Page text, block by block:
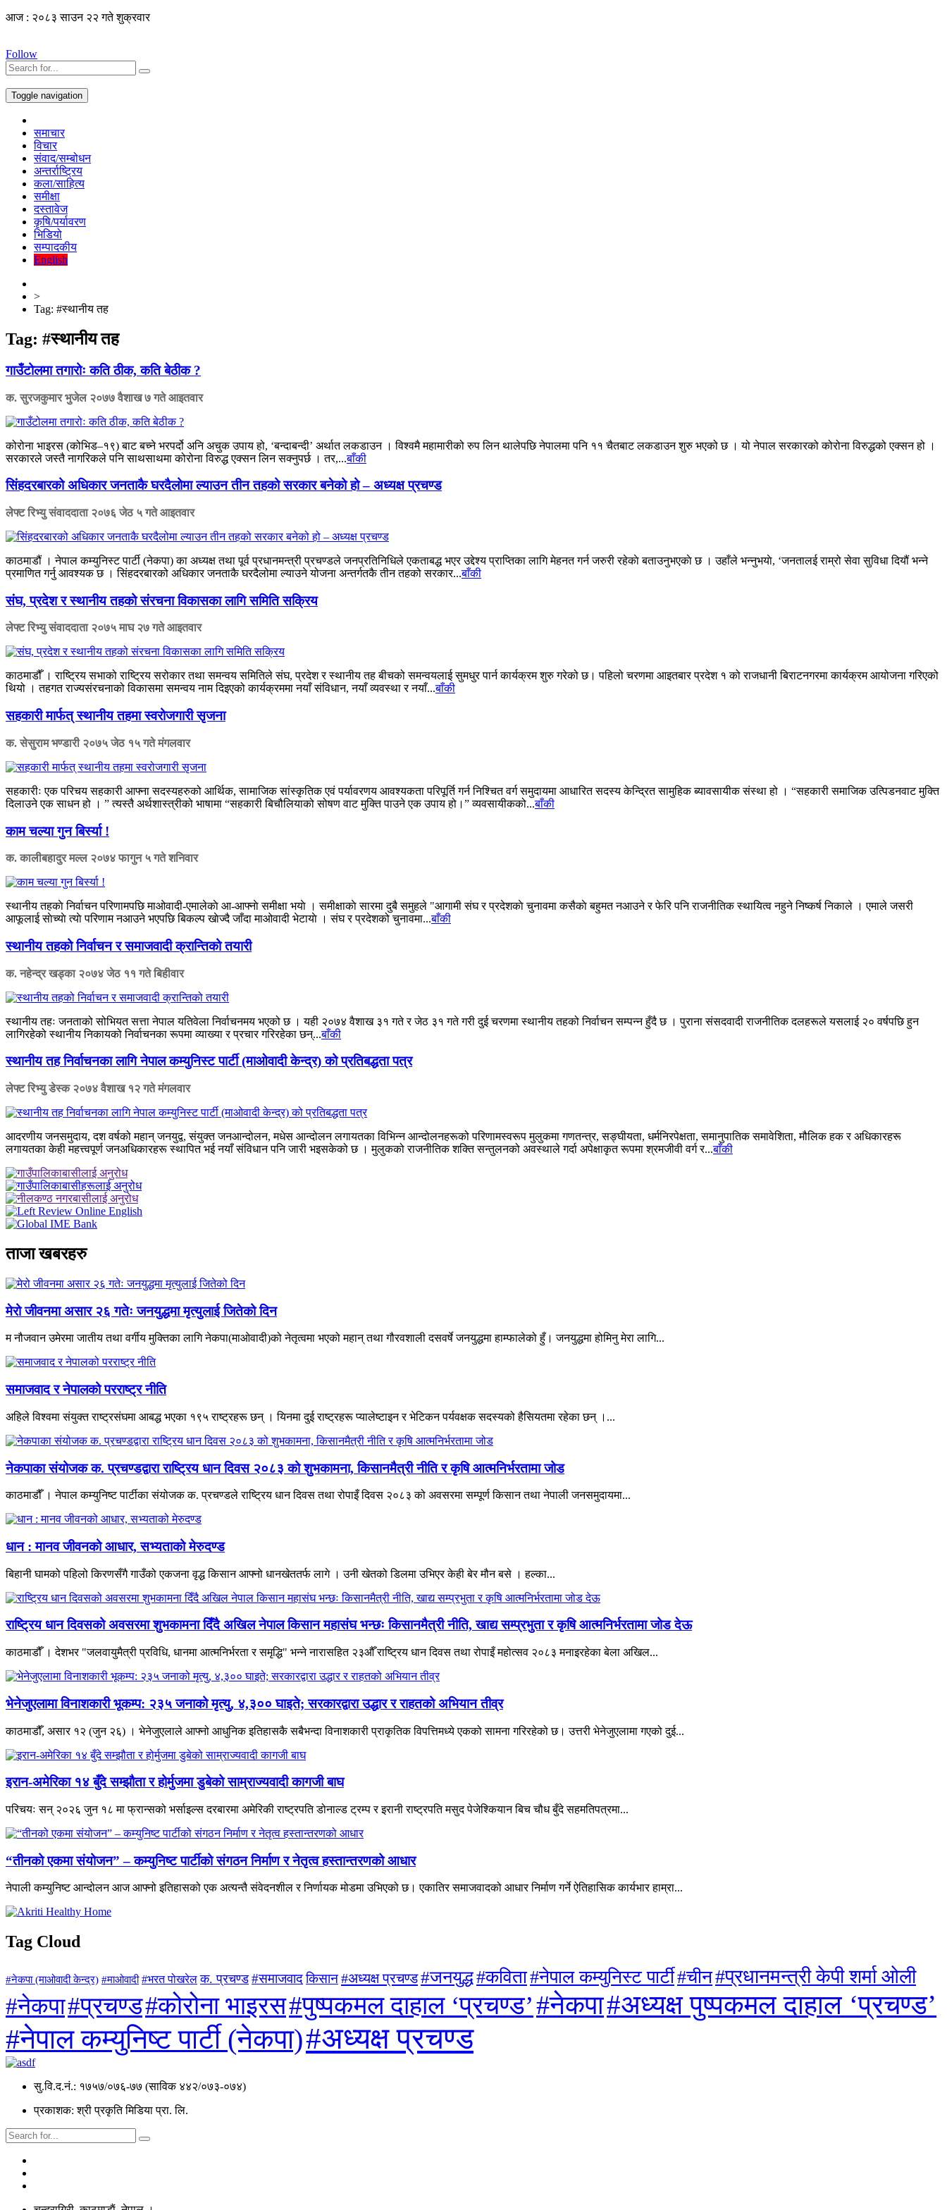
आज : २०८३ साउन २२ गते शुक्रवार
Follow
Toggle navigation
समाचार
विचार
संवाद/सम्बोधन
अन्तर्राष्ट्रिय
कला/साहित्य
समीक्षा
दस्तावेज
कृषि/पर्यावरण
भिडियो
सम्पादकीय
English
>
Tag: #स्थानीय तह
Tag: #स्थानीय तह
गाउँटोलमा तगारोः कति ठीक, कति बेठीक ?
क. सुरजकुमार भुजेल २०७७ वैशाख ७ गते आइतवार
कोरोना भाइरस (कोभिड–१९) बाट बच्ने भरपर्दो अनि अचुक उपाय हो, ‘बन्दाबन्दी’ अर्थात लकडाउन । विश्वमै महामारीको रुप लिन थालेपछि नेपालमा पनि ११ चैतबाट लकडाउन शुरु भएको छ । यो नेपाल सरकारको कोरोना विरुद्धको एक्सन हो ।
सरकारले जस्तै नागरिकले पनि साथसाथमा कोरोना विरुद्ध एक्सन लिन सक्नुपर्छ । तर,...बाँकी
सिंहदरबारको अधिकार जनताकै घरदैलोमा ल्याउन तीन तहको सरकार बनेको हो – अध्यक्ष प्रचण्ड
लेफ्ट रिभ्यु संवाददाता २०७६ जेठ ५ गते आइतवार
काठमाडौं । नेपाल कम्युनिस्ट पार्टी (नेकपा) का अध्यक्ष तथा पूर्व प्रधानमन्त्री प्रचण्डले जनप्रतिनिधिले एकताबद्ध भएर उद्देश्य प्राप्तिका लागि मेहनत गर्न जरुरी रहेकाे बताउनुभएकाे छ । उहाँले भन्नुभयाे, ‘जनतालई राम्रो सेवा सुविधा दियौं भन्ने
प्रमाणित गर्नु आवश्यक छ । सिंहदरबारको अधिकार जनताकै घरदैलोमा ल्याउने योजना अन्तर्गतकै तीन तहको सरकार...बाँकी
संघ, प्रदेश र स्थानीय तहको संरचना विकासका लागि समिति सक्रिय
लेफ्ट रिभ्यु संवाददाता २०७५ माघ २७ गते आइतवार
काठमाडौँ । राष्ट्रिय सभाको राष्ट्रिय सरोकार तथा समन्वय समितिले संघ, प्रदेश र स्थानीय तह बीचको समन्वयलाई सुमधुर पार्न कार्यक्रम शुरु गरेको छ। पहिलो चरणमा आइतबार प्रदेश १ को राजधानी बिराटनगरमा कार्यक्रम आयोजना गरिएको
थियो । तहगत राज्यसंरचनाको विकासमा समन्वय नाम दिइएको कार्यक्रममा नयाँ संविधान, नयाँ व्यवस्था र नयाँ...बाँकी
सहकारी मार्फत् स्थानीय तहमा स्वरोजगारी सृजना
क. सेसुराम भण्डारी २०७५ जेठ १५ गते मंगलवार
सहकारीः एक परिचय सहकारी आफ्ना सदस्यहरुको आर्थिक, सामाजिक सांस्कृतिक एवं पर्यावरणय आवश्यकता परिपूर्ति गर्न निश्चित वर्ग समुदायमा आधारित सदस्य केन्द्रित सामुहिक ब्यावसायीक संस्था हो । “सहकारी समाजिक उत्पिडनवाट मुक्ति
दिलाउने एक साधन हो । ” त्यस्तै अर्थशास्त्रीको भाषामा “सहकारी बिचौलियाको सोषण वाट मुक्ति पाउने एक उपाय हो।” व्यवसायीकको...बाँकी
काम चल्या गुन बिर्स्या !
क. कालीबहादुर मल्ल २०७४ फागुन ५ गते शनिवार
स्थानीय तहकाे निर्वाचन परिणामपछि माओवादी-एमालेकाे आ-आफ्नाे समीक्षा भयाे । समीक्षाकाे सारमा दुबै समुहले "आगामी संघ र प्रदेशकाे चुनावमा कसैकाे बहुमत नआउने र फेरि पनि राजनीतिक स्थायित्व नहुने निष्कर्ष निकाले । एमाले जसरी
आफूलाई साेच्याे त्याे परिणाम नआउने भएपछि बिकल्प खाेज्दै जाँदा माओवादी भेटायाे । संघ र प्रदेशको चुनावमा...बाँकी
स्थानीय तहको निर्वाचन र समाजवादी क्रान्तिको तयारी
क. नहेन्द्र खड्का २०७४ जेठ ११ गते बिहीवार
स्थानीय तहः जनताको सोभियत सत्ता नेपाल यतिवेला निर्वाचनमय भएको छ । यही २०७४ वैशाख ३१ गते र जेठ ३१ गते गरी दुई चरणमा स्थानीय तहको निर्वाचन सम्पन्न हुँदै छ । पुराना संसदवादी राजनीतिक दलहरूले यसलाई २० वर्षपछि हुन
लागिरहेको स्थानीय निकायको निर्वाचनका रूपमा व्याख्या र प्रचार गरिरहेका छन्...बाँकी
स्थानीय तह निर्वाचनका लागि नेपाल कम्युनिस्ट पार्टी (माओवादी केन्द्र) को प्रतिबद्धता पत्र
लेफ्ट रिभ्यु डेस्क २०७४ वैशाख १२ गते मंगलवार
आदरणीय जनसमुदाय, दश वर्षको महान् जनयुद्व, संयुक्त जनआन्दोलन, मधेस आन्दोलन लगायतका विभिन्न आन्दोलनहरूको परिणामस्वरूप मुलुकमा गणतन्त्र, सङ्घीयता, धर्मनिरपेक्षता, समानुपातिक समावेशिता, मौलिक हक र अधिकारहरू
लगायतका केही महत्त्वपूर्ण जनअधिकारहरू स्थापित भई नयाँ संविधान पनि जारी भइसकेको छ । मुलुकको राजनीतिक शक्ति सन्तुलनको अवस्थाले गर्दा अपेक्षाकृत रूपमा श्रमजीवी वर्ग र...बाँकी
ताजा खबरहरु
मेरो जीवनमा असार २६ गतेः जनयुद्धमा मृत्युलाई जितेको दिन
म नौजवान उमेरमा जातीय तथा वर्गीय मुक्तिका लागि नेकपा(माओवादी)को नेतृत्वमा भएको महान् तथा गौरवशाली दसवर्षे जनयुद्धमा हाम्फालेको हुँ। जनयुद्धमा होमिनु मेरा लागि...
समाजवाद र नेपालको परराष्ट्र नीति
अहिले विश्वमा संयुक्त राष्ट्रसंघमा आबद्ध भएका १९५ राष्ट्रहरू छन् । यिनमा दुई राष्ट्रहरू प्यालेष्टाइन र भेटिकन पर्यवक्षक सदस्यको हैसियतमा रहेका छन् ।...
नेकपाका संयोजक क. प्रचण्डद्वारा राष्ट्रिय धान दिवस २०८३ को शुभकामना, किसानमैत्री नीति र कृषि आत्मनिर्भरतामा जोड
काठमाडौँ । नेपाल कम्युनिष्ट पार्टीका संयोजक क. प्रचण्डले राष्ट्रिय धान दिवस तथा रोपाइँ दिवस २०८३ को अवसरमा सम्पूर्ण किसान तथा नेपाली जनसमुदायमा...
धान : मानव जीवनको आधार, सभ्यताको मेरुदण्ड
बिहानी घामको पहिलो किरणसँगै गाउँको एकजना वृद्ध किसान आफ्नो धानखेततर्फ लागे । उनी खेतको डिलमा उभिएर केही बेर मौन बसे । हल्का...
राष्ट्रिय धान दिवसको अवसरमा शुभकामना दिँदै अखिल नेपाल किसान महासंघ भन्छः किसानमैत्री नीति, खाद्य सम्प्रभुता र कृषि आत्मनिर्भरतामा जोड देऊ
काठमाडौँ । देशभर "जलवायुमैत्री प्रविधि, धानमा आत्मनिर्भरता र समृद्धि" भन्ने नारासहित २३औँ राष्ट्रिय धान दिवस तथा रोपाइँ महोत्सव २०८३ मनाइरहेका बेला अखिल...
भेनेजुएलामा विनाशकारी भूकम्प: २३५ जनाको मृत्यु, ४,३०० घाइते; सरकारद्वारा उद्धार र राहतको अभियान तीव्र
काठमाडौँ, असार १२ (जुन २६) । भेनेजुएलाले आफ्नो आधुनिक इतिहासकै सबैभन्दा विनाशकारी प्राकृतिक विपत्तिमध्ये एकको सामना गरिरहेको छ। उत्तरी भेनेजुएलामा गएको दुई...
इरान-अमेरिका १४ बुँदे सम्झौता र होर्मुजमा डुबेको साम्राज्यवादी कागजी बाघ
परिचयः सन् २०२६ जुन १८ मा फ्रान्सको भर्साइल्स दरबारमा अमेरिकी राष्ट्रपति डोनाल्ड ट्रम्प र इरानी राष्ट्रपति मसुद पेजेश्कियान बिच चौध बुँदे सहमतिपत्रमा...
“तीनको एकमा संयोजन” – कम्युनिष्ट पार्टीको संगठन निर्माण र नेतृत्व हस्तान्तरणको आधार
नेपाली कम्युनिष्ट आन्दोलन आज आफ्नो इतिहासको एक अत्यन्तै संवेदनशील र निर्णायक मोडमा उभिएको छ। एकातिर समाजवादको आधार निर्माण गर्ने ऐतिहासिक कार्यभार हाम्रा...
Tag Cloud
#नेकपा (माओवादी केन्द्र) #माओवादी #भरत पोखरेल क. प्रचण्ड #समाजवादकिसान#अध्यक्ष प्रचण्ड#जनयुद्ध#कविता#नेपाल कम्युनिस्ट पार्टी#चीन#प्रधानमन्त्री केपी शर्मा ओली
#नेकपा#प्रचण्ड#कोरोना भाइरस#पुष्पकमल दाहाल ‘प्रचण्ड’#नेकपा#अध्यक्ष पुष्पकमल दाहाल ‘प्रचण्ड’
#नेपाल कम्युनिष्ट पार्टी (नेकपा)#अध्यक्ष प्रचण्ड
सु.वि.द.नं.: १७५७/०७६-७७ (साविक ४४२/०७३-०७४)
प्रकाशक: श्री प्रकृति मिडिया प्रा. लि.